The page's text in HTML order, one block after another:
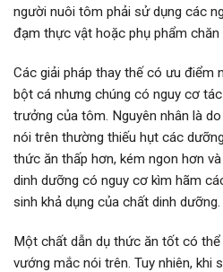
người nuôi tôm phải sử dụng các
đạm thực vật hoặc phụ phẩm chăn
Các giải pháp thay thế có ưu điểm
bột cá nhưng chúng có nguy cơ
trưởng của tôm. Nguyên nhân là
nói trên thường thiếu hụt các
thức ăn thấp hơn, kém ngon hơn
dinh dưỡng có nguy cơ kìm hãm
sinh khả dụng của chất dinh dưỡng.
Một chất dẫn dụ thức ăn tốt có
vướng mắc nói trên. Tuy nhiên, khi